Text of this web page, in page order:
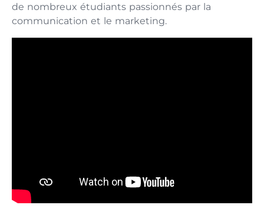
de nombreux étudiants passionnés par la
communication et le marketing.